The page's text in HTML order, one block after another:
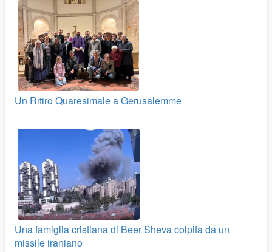
Un Ritiro Quaresimale a Gerusalemme
Una famiglia cristiana di Beer Sheva colpita da un
missile iraniano